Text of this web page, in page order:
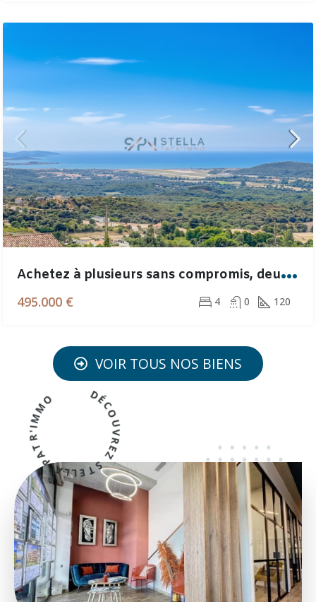
A
chetez à plusieurs sans compromis, deux logements indépendants dans un cadre exceptionnel
495.000 € 4 0 120
VOIR TOUS NOS BIENS
DÉCOUVREZ STELLA PATR'IMMO